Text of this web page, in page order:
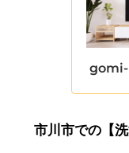
市川市での【